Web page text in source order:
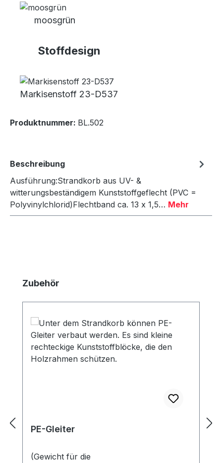
moosgrün
Stoffdesign
Markisenstoff 23-D537
Produktnummer: BL.502
Beschreibung
Ausführung:Strandkorb aus UV- &
witterungsbeständigem Kunststoffgeflecht (PVC =
Polyvinylchlorid)Flechtband ca. 13 x 1,5… Mehr
Produktgalerie überspringen
Zubehör
PE-Gleiter
(Gewicht für die